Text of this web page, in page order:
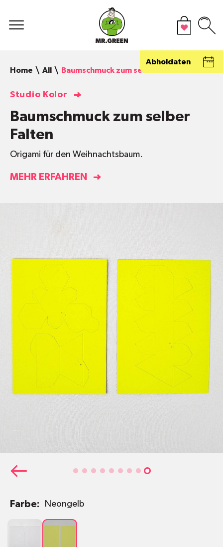
Abholdaten
Home
All Baumschmuck zum selber Falten
Studio Kolor
Baumschmuck zum selber
Falten
Origami für den Weihnachtsbaum.
MEHR ERFAHREN
Farbe: Neongelb
Neongelb